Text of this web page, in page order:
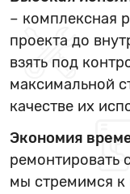
– комплексная
проекта до
взять под
максимальной
качестве их
Экономия
ремонтировать
мы стремимся